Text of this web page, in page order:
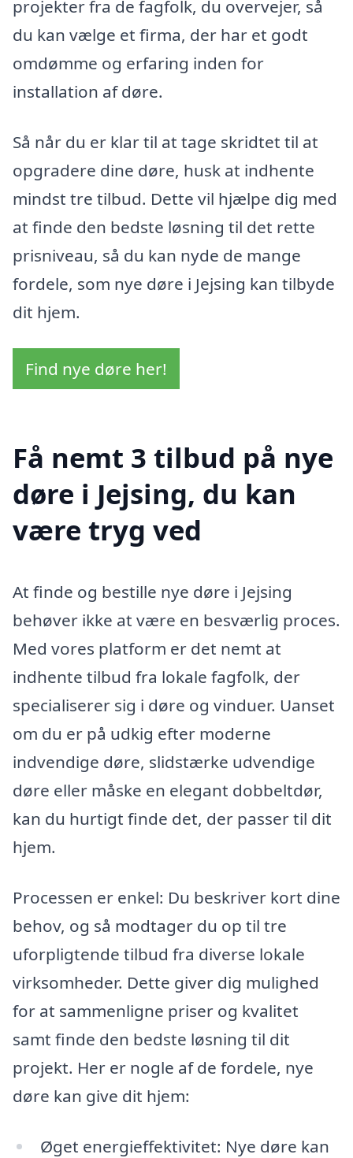
projekter fra de fagfolk, du overvejer, så
du kan vælge et firma, der har et godt
omdømme og erfaring inden for
installation af døre.
Så når du er klar til at tage skridtet til at
opgradere dine døre, husk at indhente
mindst tre tilbud. Dette vil hjælpe dig med
at finde den bedste løsning til det rette
prisniveau, så du kan nyde de mange
fordele, som nye døre i Jejsing kan tilbyde
dit hjem.
Find nye døre her!
Få nemt 3 tilbud på nye
døre i Jejsing, du kan
være tryg ved
At finde og bestille nye døre i Jejsing
behøver ikke at være en besværlig proces.
Med vores platform er det nemt at
indhente tilbud fra lokale fagfolk, der
specialiserer sig i døre og vinduer. Uanset
om du er på udkig efter moderne
indvendige døre, slidstærke udvendige
døre eller måske en elegant dobbeltdør,
kan du hurtigt finde det, der passer til dit
hjem.
Processen er enkel: Du beskriver kort dine
behov, og så modtager du op til tre
uforpligtende tilbud fra diverse lokale
virksomheder. Dette giver dig mulighed
for at sammenligne priser og kvalitet
samt finde den bedste løsning til dit
projekt. Her er nogle af de fordele, nye
døre kan give dit hjem:
Øget energieffektivitet: Nye døre kan